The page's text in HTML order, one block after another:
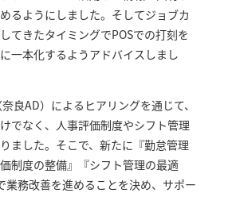
るようにしました。そしてジョブカ
てきたタイミングでPOSでの打刻を
一本化するようアドバイスしまし
奈良AD）によるヒアリングを通じて、
でなく、人事評価制度やシフト管理
ました。そこで、新たに『勤怠管理
制度の整備』『シフト管理の最適
業務改善を進めることを決め、サポー